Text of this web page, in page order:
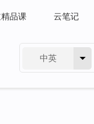
品课 云笔记
中英